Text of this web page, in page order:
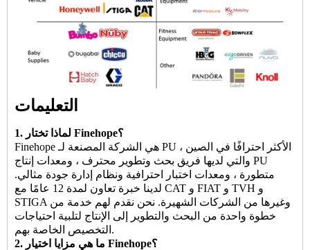
التعليمات
1. لماذا تختار Finehope؟
Finehope هي الشركة المصنعة لـ PU الأكثر احترافًا في الصين ،
والتي لديها فريق بحث وتطوير محترف ، ومعدات إنتاج PU
متطورة ، ومعدات اختبار احترافية ونظام إدارة جودة مثالي.
لدينا خبرة تعاون لمدة 12 عامًا مع CAT و FIAT و TVH و
STIGA وغيرها من الشركات الشهيرة. نحن نقدم لهم خدمة من
خطوة واحدة من البحث والتطوير إلى الإنتاج لتلبية احتياجات
التخصيص الخاصة بهم.
2. ما هي مزايا اختيار Finehope؟